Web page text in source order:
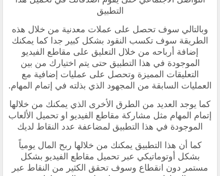
التطبيق
وبالتالي سوف تحصل على عملات معدنية من خلال هذه
الطريقة سوف تكسب النقود بشكل كبير جدا كما يمكنك
إضافة أرباحه من خلال التعليق على مقاطع الفيديو
الموجودة في هذا التطبيق حتى يتم اختيارك من بين
التعليقات المميزة وتحصل على عمليات إضافية مع
العمليات السابقة من المجهود الذي بذلته في إتمام المهام.
‏‏كما يوجد العديد من الطرق الأخرى الذي يمكنك من خلالها
إتمام المهام مثل مشاركة مقاطع الفيديو او تحميل الألعاب
الموجودة في هذا التطبيق لمضاعفة عدد النقاط لديك
‏كما أن هذا التطبيق يمكنك من خلالها ربح المال يومياً
بشكل أوتوماتيكي عبر تحميل مقاطع الفيديو بشكل
مستمر دون انقطاع وسوف تحقق الكثير من النقاط عبر